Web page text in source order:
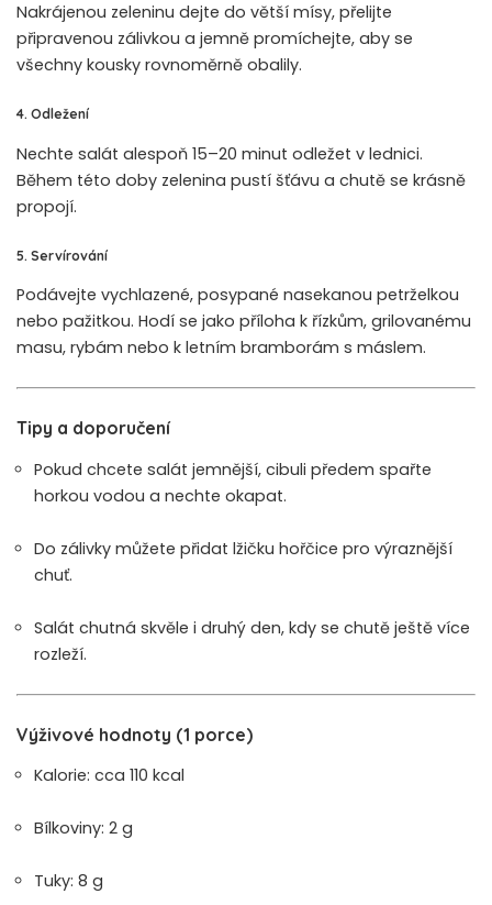
Nakrájenou zeleninu dejte do větší mísy, přelijte
připravenou zálivkou a jemně promíchejte, aby se
všechny kousky rovnoměrně obalily.
4. Odležení
Nechte salát alespoň 15–20 minut odležet v lednici.
Během této doby zelenina pustí šťávu a chutě se krásně
propojí.
5. Servírování
Podávejte vychlazené, posypané nasekanou petrželkou
nebo pažitkou. Hodí se jako příloha k řízkům, grilovanému
masu, rybám nebo k letním bramborám s máslem.
Tipy a doporučení
Pokud chcete salát jemnější, cibuli předem spařte
horkou vodou a nechte okapat.
Do zálivky můžete přidat lžičku hořčice pro výraznější
chuť.
Salát chutná skvěle i druhý den, kdy se chutě ještě více
rozleží.
Výživové hodnoty (1 porce)
Kalorie: cca 110 kcal
Bílkoviny: 2 g
Tuky: 8 g